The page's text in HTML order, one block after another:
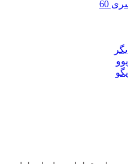
برخوردار باشد.
و نیاز به تجربه است.
و با کیفیت ترین سپر ها را از
60